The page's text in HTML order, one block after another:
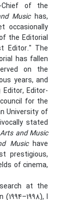
Chief of the
Musichas,
occasionally
the Editorial
Editor." The
has fallen
on the
years, and
Editor-
for the
University of
stated
and Music
Musichave
prestigious,
of cinema,
at the
I